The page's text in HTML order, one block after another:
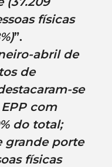
físicas
”.
abril de
de
se
EPP com
do total;
grande porte
físicas